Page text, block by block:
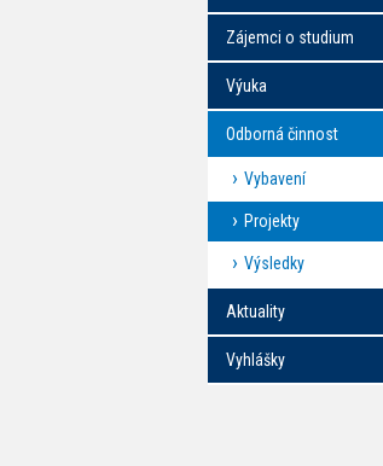
Zájemci o studium
Výuka
Odborná činnost
Vybavení
Projekty
Výsledky
Aktuality
Vyhlášky